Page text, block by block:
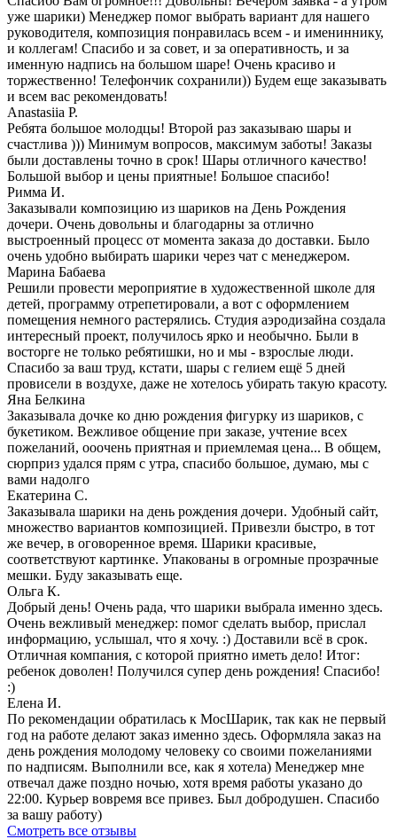
уже шарики) Менеджер помог выбрать вариант для нашего
руководителя, композиция понравилась всем - и имениннику,
и коллегам! Спасибо и за совет, и за оперативность, и за
именную надпись на большом шаре! Очень красиво и
торжественно! Телефончик сохранили)) Будем еще заказывать
и всем вас рекомендовать!
Anastasiia P.
Ребята большое молодцы! Второй раз заказываю шары и
счастлива ))) Минимум вопросов, максимум заботы! Заказы
были доставлены точно в срок! Шары отличного качество!
Большой выбор и цены приятные! Большое спасибо!
Римма И.
Заказывали композицию из шариков на День Рождения
дочери. Очень довольны и благодарны за отлично
выстроенный процесс от момента заказа до доставки. Было
очень удобно выбирать шарики через чат с менеджером.
Марина Бабаева
Решили провести мероприятие в художественной школе для
детей, программу отрепетировали, а вот с оформлением
помещения немного растерялись. Студия аэродизайна создала
интересный проект, получилось ярко и необычно. Были в
восторге не только ребятишки, но и мы - взрослые люди.
Спасибо за ваш труд, кстати, шары с гелием ещё 5 дней
провисели в воздухе, даже не хотелось убирать такую красоту.
Яна Белкина
Заказывала дочке ко дню рождения фигурку из шариков, с
букетиком. Вежливое общение при заказе, учтение всех
пожеланий, ооочень приятная и приемлемая цена... В общем,
сюрприз удался прям с утра, спасибо большое, думаю, мы с
вами надолго
Екатерина С.
Заказывала шарики на день рождения дочери. Удобный сайт,
множество вариантов композицией. Привезли быстро, в тот
же вечер, в оговоренное время. Шарики красивые,
соответствуют картинке. Упакованы в огромные прозрачные
мешки. Буду заказывать еще.
Ольга К.
Добрый день! Очень рада, что шарики выбрала именно здесь.
Очень вежливый менеджер: помог сделать выбор, прислал
информацию, услышал, что я хочу. :) Доставили всё в срок.
Отличная компания, с которой приятно иметь дело! Итог:
ребенок доволен! Получился супер день рождения! Спасибо!
:)
Елена И.
По рекомендации обратилась к МосШарик, так как не первый
год на работе делают заказ именно здесь. Оформляла заказ на
день рождения молодому человеку со своими пожеланиями
по надписям. Выполнили все, как я хотела) Менеджер мне
отвечал даже поздно ночью, хотя время работы указано до
22:00. Курьер вовремя все привез. Был добродушен. Спасибо
за вашу работу)
Смотреть все отзывы